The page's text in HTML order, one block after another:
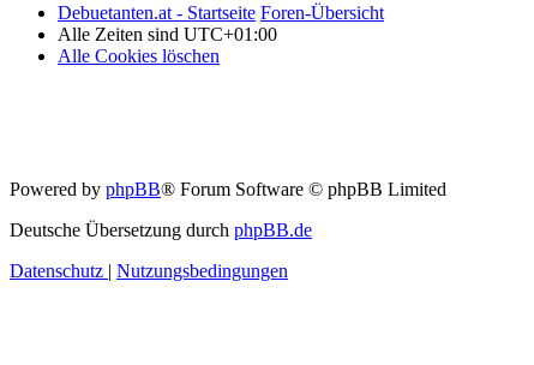
Debuetanten.at - Startseite Foren-Übersicht
Alle Zeiten sind UTC+01:00
Alle Cookies löschen
Powered by phpBB® Forum Software © phpBB Limited
Deutsche Übersetzung durch phpBB.de
Datenschutz | Nutzungsbedingungen